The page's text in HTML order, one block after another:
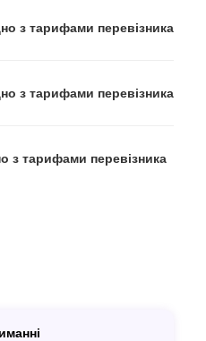
з тарифами перевізника
з тарифами перевізника
з тарифами перевізника